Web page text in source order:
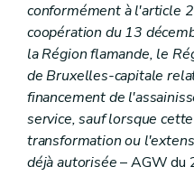
conformément à l'article
coopération du 13
la Région flamande, le
de Bruxelles-capitale
financement de
service, sauf lorsque
transformation ou
déjà autorisée– AGW du